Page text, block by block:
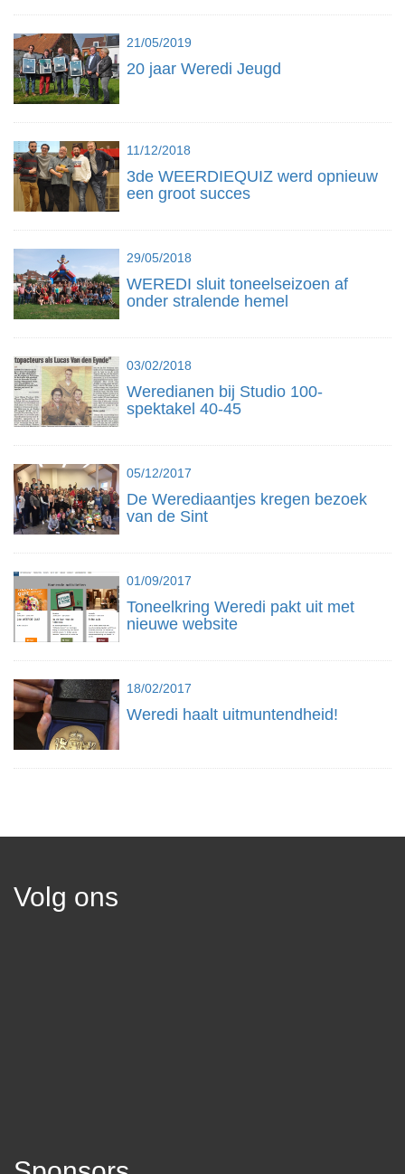
21/05/2019
20 jaar Weredi Jeugd
11/12/2018
3de WEERDIEQUIZ werd opnieuw
een groot succes
29/05/2018
WEREDI sluit toneelseizoen af
onder stralende hemel
03/02/2018
Weredianen bij Studio 100-
spektakel 40-45
05/12/2017
De Werediaantjes kregen bezoek
van de Sint
01/09/2017
Toneelkring Weredi pakt uit met
nieuwe website
18/02/2017
Weredi haalt uitmuntendheid!
Volg ons